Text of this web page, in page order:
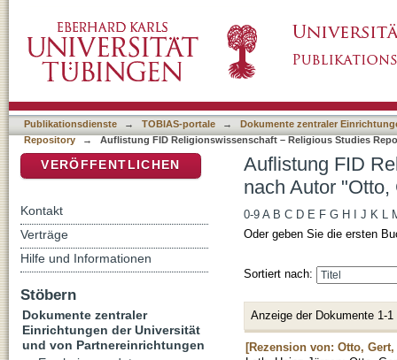
Publikationsdienste → TOBIAS-portale →
Dokumente zentraler
Repository
→ Auflistung FID Religionswissenschaft – Religious Studies
Auflistung FID
nach Autor "Otto,
0-9 A B C D E F G H J K L
Oder geben Sie die ersten
Sortiert nach:
Anzeige der Dokumente 1-1
[Rezension von: Otto,
VERÖFFENTLICHEN
Kontakt
Verträge
Hilfe und Informationen
Stöbern
Dokumente zentraler
Einrichtungen der Universität
und von Partnereinrichtungen